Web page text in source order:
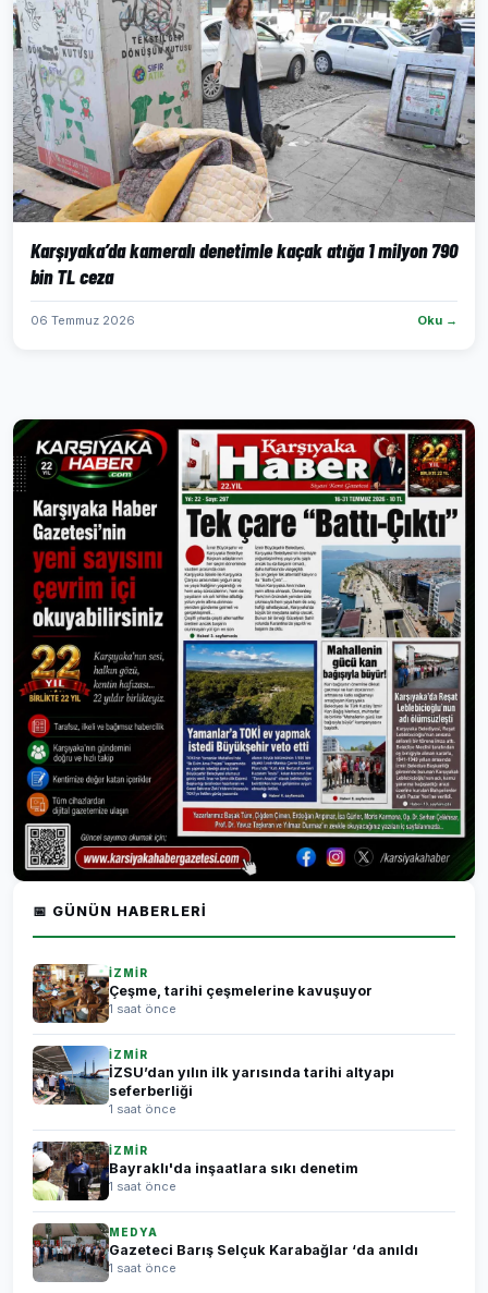
Karşıyaka’da kameralı denetimle kaçak atığa 1 milyon 790
bin TL ceza
06 Temmuz 2026 Oku →
📅 GÜNÜN HABERLERI
İZMİR
Çeşme, tarihi çeşmelerine kavuşuyor
1 saat önce
İZMİR
İZSU’dan yılın ilk yarısında tarihi altyapı
seferberliği
1 saat önce
İZMİR
Bayraklı'da inşaatlara sıkı denetim
1 saat önce
MEDYA
Gazeteci Barış Selçuk Karabağlar ‘da anıldı
1 saat önce